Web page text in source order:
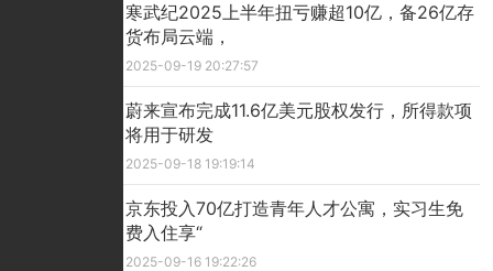
寒武纪2025上半年扭亏赚超10亿，备26亿存
货布局云端，
2025-09-19 20:27:57
蔚来宣布完成11.6亿美元股权发行，所得款项
将用于研发
2025-09-18 19:19:14
京东投入70亿打造青年人才公寓，实习生免
费入住享“
2025-09-16 19:22:26